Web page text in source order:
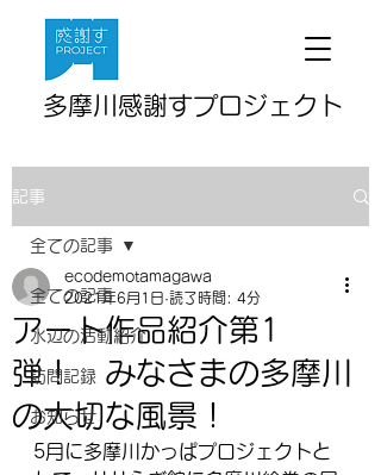
多摩川感謝すプロジェクト
記事
全ての記事
水辺の活動紹介
訪問記録
お知らせ
全ての記事
アート作品紹介第1
弾！ みなさまの多摩川
の大切な風景！
ecodemotamagawa
2021年6月1日 読了時間: 4分
5月に多摩川かっぱプロジェクトと